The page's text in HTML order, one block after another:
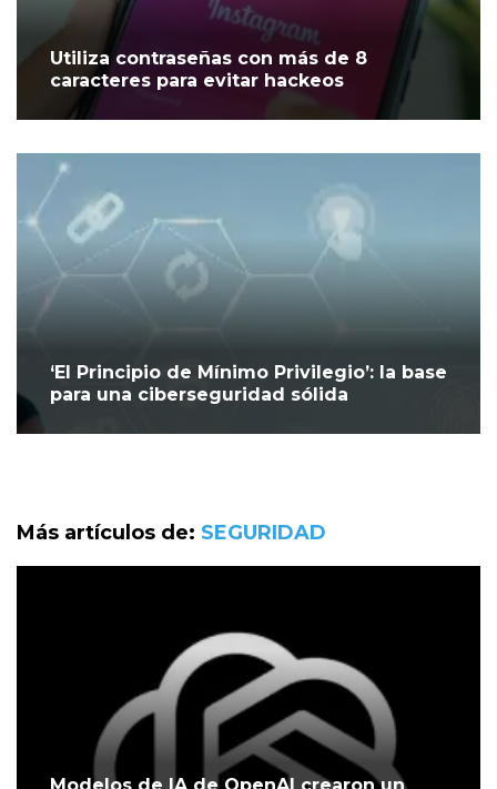
Utiliza contraseñas con más de 8
caracteres para evitar hackeos
‘El Principio de Mínimo Privilegio’: la base
para una ciberseguridad sólida
Más artículos de: SEGURIDAD